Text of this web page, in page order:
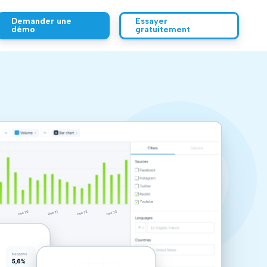
Demander une
démo
Essayer
gratuitement